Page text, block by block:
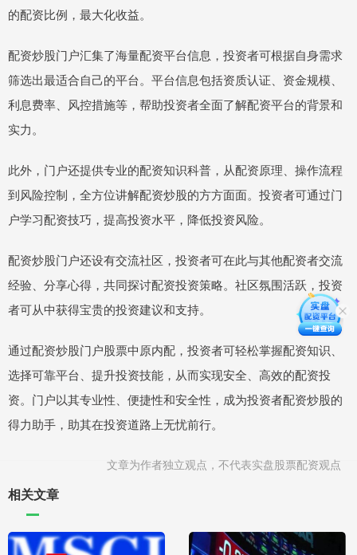
的配资比例，最大化收益。
配资炒股门户汇集了海量配资平台信息，投资者可根据自身需求
筛选出最适合自己的平台。平台信息包括资质认证、资金规模、
利息费率、风控措施等，帮助投资者全面了解配资平台的背景和
实力。
此外，门户还提供专业的配资知识科普，从配资原理、操作流程
到风险控制，全方位讲解配资炒股的方方面面。投资者可通过门
户学习配资技巧，提高投资水平，降低投资风险。
配资炒股门户还设有交流社区，投资者可在此与其他配资者交流
经验、分享心得，共同探讨配资投资策略。社区氛围活跃，投资
者可从中获得宝贵的投资建议和支持。
通过配资炒股门户股票中原内配，投资者可轻松掌握配资知识、
选择可靠平台、提升投资技能，从而实现安全、高效的配资投
资。门户以其专业性、便捷性和安全性，成为投资者配资炒股的
得力助手，助其在投资道路上无忧前行。
文章为作者独立观点，不代表实盘股票配资观点
相关文章